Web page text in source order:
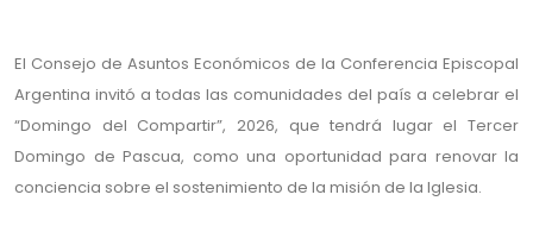
El Consejo de Asuntos Económicos de la Conferencia Episcopal
Argentina invitó a todas las comunidades del país a celebrar el
“Domingo del Compartir”, 2026, que tendrá lugar el Tercer
Domingo de Pascua, como una oportunidad para renovar la
conciencia sobre el sostenimiento de la misión de la Iglesia.